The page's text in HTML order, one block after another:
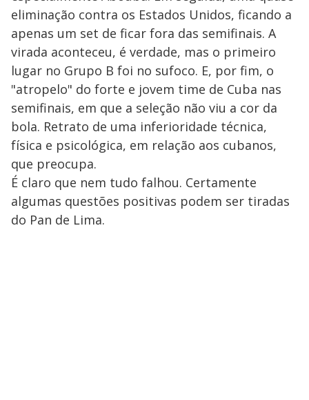
eliminação contra os Estados Unidos, ficando a
apenas um set de ficar fora das semifinais. A
virada aconteceu, é verdade, mas o primeiro
lugar no Grupo B foi no sufoco. E, por fim, o
"atropelo" do forte e jovem time de Cuba nas
semifinais, em que a seleção não viu a cor da
bola. Retrato de uma inferioridade técnica,
física e psicológica, em relação aos cubanos,
que preocupa.
É claro que nem tudo falhou. Certamente
algumas questões positivas podem ser tiradas
do Pan de Lima.